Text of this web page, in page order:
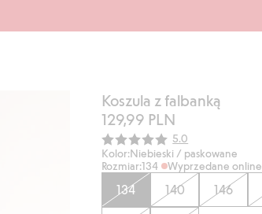
Koszula z falbanką
129,99 PLN
Średnia ocena:
5.0
Kolor:Niebieski / paskowane
Rozmiar:134 Wyprzedane online
134 140 146